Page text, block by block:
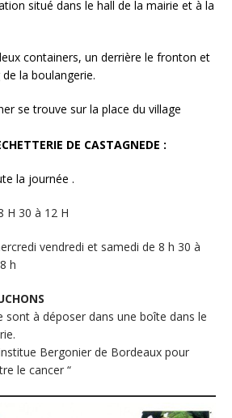
situé dans le hall de la mairie et à la
containers, un derrière le fronton et
la boulangerie.
se trouve sur la place du village
DE CASTAGNEDE :
la journée .
H 30 à 12 H
vendredi et samedi de 8 h 30 à
h
sont à déposer dans une boîte dans le
Bergonier de Bordeaux pour
le cancer “